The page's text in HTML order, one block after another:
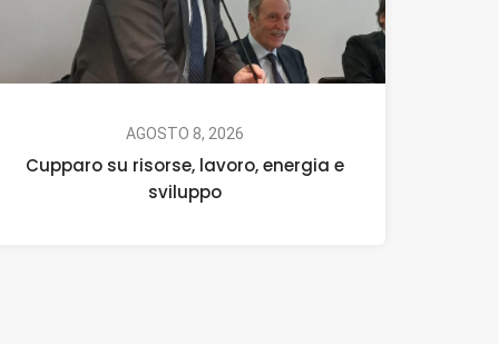
AGOSTO 8, 2026
Cupparo su risorse, lavoro, energia e
sviluppo